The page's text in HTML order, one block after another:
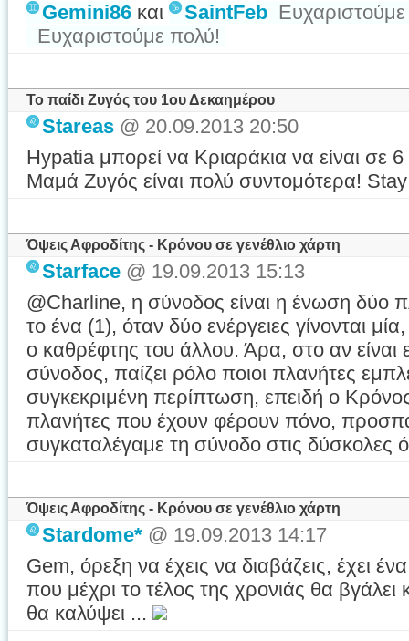
Gemini86 και SaintFeb
Ευχαριστούμε πολύ!
Το παίδι Ζυγός του 1ου Δεκαημέρου
Stareas @ 20.09.2013 20:50
Hypatia μπορεί να Κριαράκια να είναι
Μαμά Ζυγός είναι πολύ συντομότερα!
Όψεις Αφροδίτης - Κρόνου σε γενέθλιο χάρτη
Starface @ 19.09.2013 15:13
@Charline, η σύνοδος είναι η ένωση δύο
το ένα (1), όταν δύο ενέργειες γίνονται
ο καθρέφτης του άλλου. Άρα, στο αν
σύνοδος, παίζει ρόλο ποιοι πλανήτες
συγκεκριμένη περίπτωση, επειδή ο
πλανήτες που έχουν φέρουν πόνο,
συγκαταλέγαμε τη σύνοδο στις δύσκολες
Όψεις Αφροδίτης - Κρόνου σε γενέθλιο χάρτη
Stardome* @ 19.09.2013 14:17
Gem, όρεξη να έχεις να διαβάζεις, έχει
που μέχρι το τέλος της χρονιάς θα βγάλει
θα καλύψει ...